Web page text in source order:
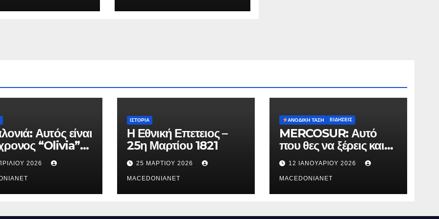
Αυτός είναι
“Olivia”
για
της
2026
ΙΣΤΟΡΊΑ
Η Εθνική Επετειος –
25η Μαρτίου 1821
25 ΜΑΡΤΊΟΥ 2026
MACEDONIANET
ΑΝΟΔΙΚΉ ΤΆΣΗ ΕΙΔΉΣΕΙΣ
MERCOSUR: Αυτό
που θες να ξέρεις και
δεν σου λένε.
12 ΙΑΝΟΥΑΡΊΟΥ 2026
MACEDONIANET